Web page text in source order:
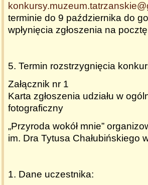
terminie do 9 października do
wpłynięcia zgłoszenia na
5. Termin rozstrzygnięcia
Załącznik nr 1
Karta zgłoszenia udziału w
fotograficzny
„Przyroda wokół mnie”
im. Dra Tytusa Chałubińskiego
1. Dane uczestnika: